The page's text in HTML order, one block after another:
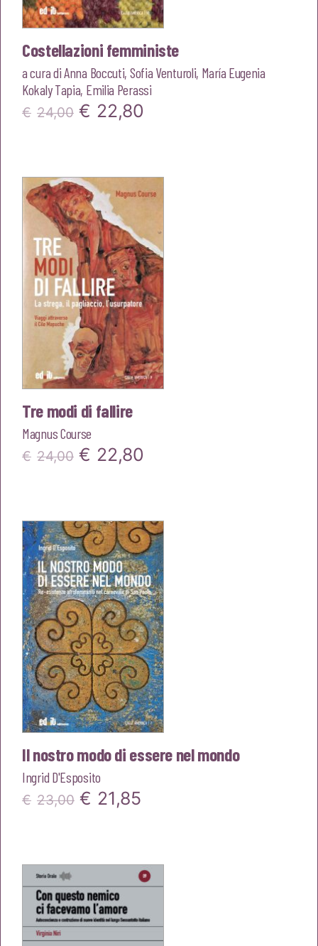
Costellazioni femministe
a cura diAnna Boccuti, Sofia Venturoli, María Eugenia
Kokaly Tapia, Emilia Perassi
€ 24,00 Il
era:
€24,00.
€ 22,80
è:
Tre modi di fallire
Magnus Course
€ 24,00 Il
era:
€24,00.
€ 22,80
è:
€22,80.
Il nostro modo di essere nel mondo
Ingrid D'Esposito
€ 23,00 Il
€23,00.
€ 21,85
è: